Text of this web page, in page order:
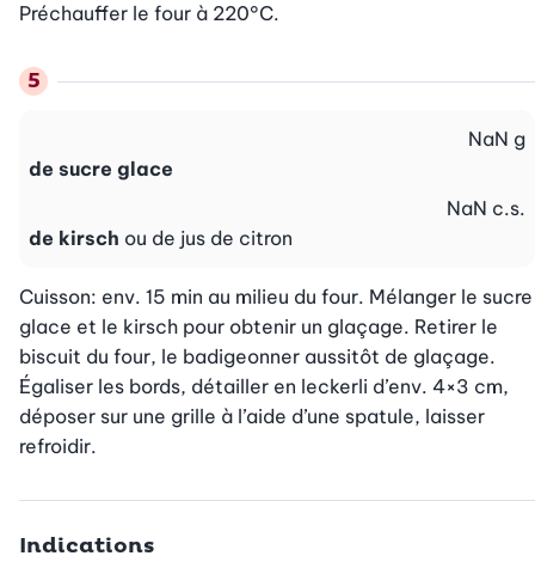
Préchauffer le four à 220°C.
de sucre glace
NaN g
de kirsch ou de jus de citron
NaN c.s.
Cuisson: env. 15 min au milieu du four. Mélanger le sucre
glace et le kirsch pour obtenir un glaçage. Retirer le
biscuit du four, le badigeonner aussitôt de glaçage.
Égaliser les bords, détailler en leckerli d’env. 4×3 cm,
déposer sur une grille à l’aide d’une spatule, laisser
refroidir.
Indications